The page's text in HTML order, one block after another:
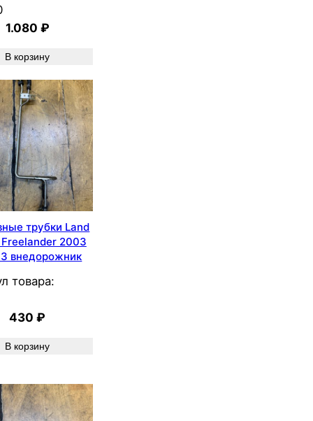
1.080 ₽
В корзину
трубки Land
2003
внедорожник
товара:
430₽
В корзину